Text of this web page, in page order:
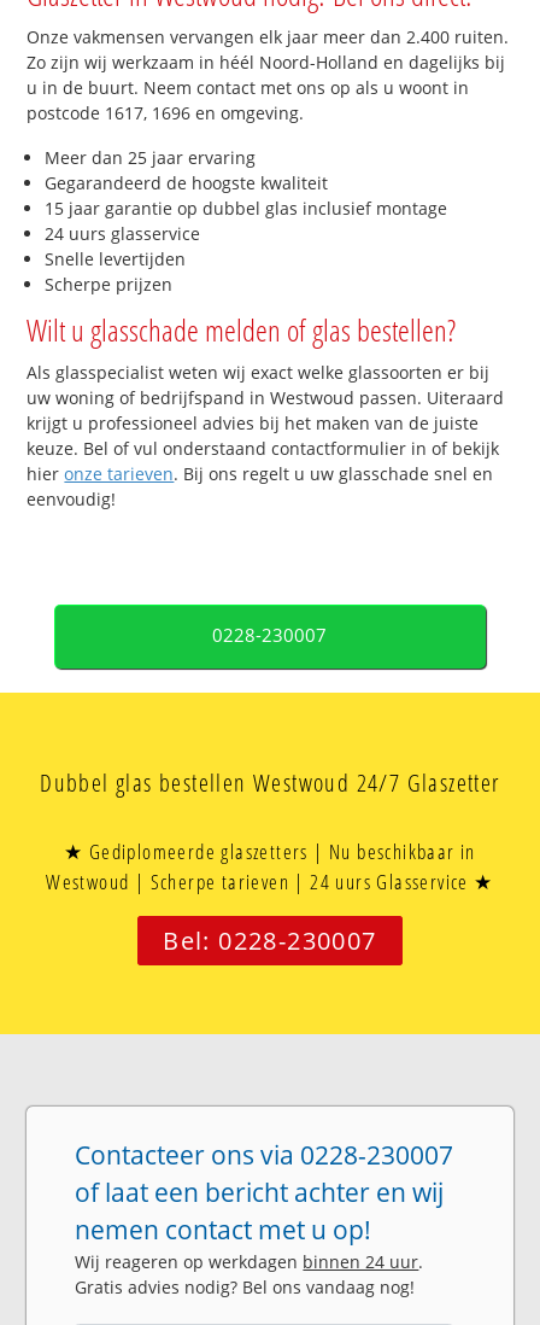
Onze vakmensen vervangen elk jaar meer dan 2.400 ruiten.
Zo zijn wij werkzaam in héél Noord-Holland en dagelijks bij
u in de buurt. Neem contact met ons op als u woont in
postcode 1617, 1696 en omgeving.
Meer dan 25 jaar ervaring
Gegarandeerd de hoogste kwaliteit
15 jaar garantie op dubbel glas inclusief montage
24 uurs glasservice
Snelle levertijden
Scherpe prijzen
Wilt u glasschade melden of glas bestellen?
Als glasspecialist weten wij exact welke glassoorten er bij
uw woning of bedrijfspand in Westwoud passen. Uiteraard
krijgt u professioneel advies bij het maken van de juiste
keuze. Bel of vul onderstaand contactformulier in of bekijk
hieronze tarieven. Bij ons regelt u uw glasschade snel en
eenvoudig!
0228-230007
Dubbel glas bestellen Westwoud 24/7 Glaszetter
★ Gediplomeerde glaszetters | Nu beschikbaar in
Westwoud | Scherpe tarieven | 24 uurs Glasservice ★
Bel: 0228-230007
Contacteer ons via 0228-230007
of laat een bericht achter en wij
nemen contact met u op!
Wij reageren op werkdagen binnen 24 uur.
Gratis advies nodig? Bel ons vandaag nog!